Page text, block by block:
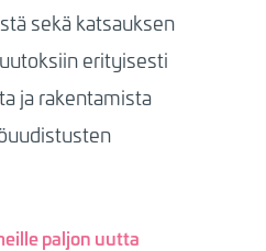
sekä katsauksen
erityisesti
ja rakentamista
paljon uutta